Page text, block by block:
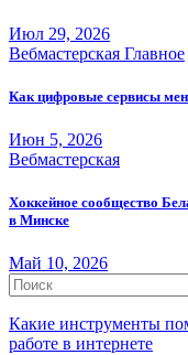
Июл 29, 2026
Вебмастерская Главное
Как цифровые сервисы
Июн 5, 2026
Вебмастерская
Хоккейное сообщество
в Минске
Май 10, 2026
Какие инструменты
работе в интернете